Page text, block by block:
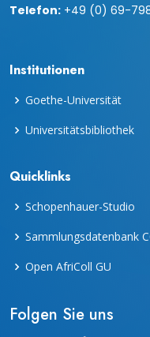
Telefon: +49 (0) 69-
Institutionen
Goethe-Universität
Universitätsbibliothek
Quicklinks
Schopenhauer-Studio
Sammlungsdatenbank
Open AfriColl GU
Folgen Sie uns